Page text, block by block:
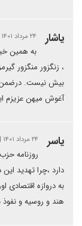
یاشار ۲۴ مرداد ۱۴۰۱ | ۰۹:۰۶
به همین
، زنگزور منگزور
بیش نیست. درضمن
آغوش میهن عزیزم
یاسر ۲۴ مرداد ۱۴۰۱ | ۱۱:۱۳
روزنامه
دارد ،چرا تهدید
به دروازه اقتصادی
هند و روسیه و